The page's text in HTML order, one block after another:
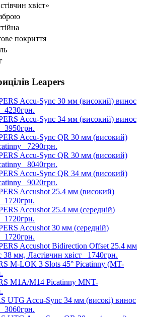
хвіст»
покриття
Leapers
Accu-Sync 30 мм (високий) винос
4230грн.
Accu-Sync 34 мм (високий) винос
3950грн.
Accu-Sync QR 30 мм (високий)
7290грн.
Accu-Sync QR 30 мм (високий)
8040грн.
Accu-Sync QR 34 мм (високий)
9020грн.
Accushot 25.4 мм (високий)
1720грн.
Accushot 25.4 мм (середній)
1720грн.
Accushot 30 мм (середній)
1720грн.
Accushot Bidirection Offset 25.4 мм
мм, Ластівчин хвіст 1740грн.
M-LOK 3 Slots 45° Picatinny (MT-
M1A/M14 Picatinny MNT-
UTG Accu-Sync 34 мм (високі) винос
3060грн.